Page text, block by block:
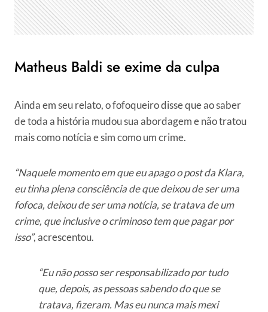
Matheus Baldi se exime da culpa
Ainda em seu relato, o fofoqueiro disse que ao saber
de toda a história mudou sua abordagem e não tratou
mais como notícia e sim como um crime.
“Naquele momento em que eu apago o post da Klara,
eu tinha plena consciência de que deixou de ser uma
fofoca, deixou de ser uma notícia, se tratava de um
crime, que inclusive o criminoso tem que pagar por
isso”, acrescentou.
“Eu não posso ser responsabilizado por tudo
que, depois, as pessoas sabendo do que se
tratava, fizeram. Mas eu nunca mais mexi